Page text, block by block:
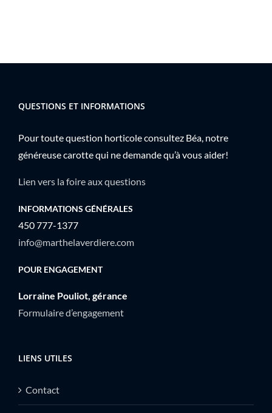
QUESTIONS ET INFORMATIONS
Pour toute question horticole consultez Béa, notre
généreuse carotte qui ne demande qu’à vous aider!
Lien vers la foire aux questions
INFORMATIONS GÉNÉRALES
450 777-1377
info@marthelaverdiere.com
POUR ENGAGEMENT
Lorraine Pouliot, gérance
Formulaire d’engagement
LIENS UTILES
Contact